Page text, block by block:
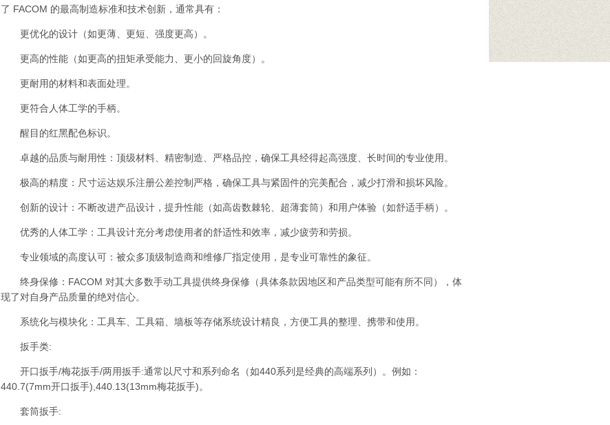
了 FACOM 的最高制造标准和技术创新，通常具有：
更优化的设计（如更薄、更短、强度更高）。
更高的性能（如更高的扭矩承受能力、更小的回旋角度）。
更耐用的材料和表面处理。
更符合人体工学的手柄。
醒目的红黑配色标识。
卓越的品质与耐用性：顶级材料、精密制造、严格品控，确保工具经得起高强度、长时间的专业使用。
极高的精度：尺寸运达娱乐注册公差控制严格，确保工具与紧固件的完美配合，减少打滑和损坏风险。
创新的设计：不断改进产品设计，提升性能（如高齿数棘轮、超薄套筒）和用户体验（如舒适手柄）。
优秀的人体工学：工具设计充分考虑使用者的舒适性和效率，减少疲劳和劳损。
专业领域的高度认可：被众多顶级制造商和维修厂指定使用，是专业可靠性的象征。
终身保修：FACOM 对其大多数手动工具提供终身保修（具体条款因地区和产品类型可能有所不同），体
现了对自身产品质量的绝对信心。
系统化与模块化：工具车、工具箱、墙板等存储系统设计精良，方便工具的整理、携带和使用。
扳手类:
开口扳手/梅花扳手/两用扳手:通常以尺寸和系列命名（如440系列是经典的高端系列）。例如：
440.7(7mm开口扳手),440.13(13mm梅花扳手)。
套筒扳手: